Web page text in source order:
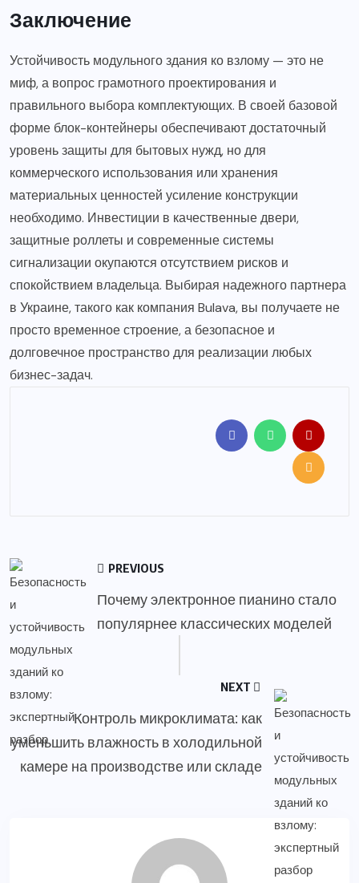
Заключение
Устойчивость модульного здания ко взлому — это не
миф, а вопрос грамотного проектирования и
правильного выбора комплектующих. В своей базовой
форме блок-контейнеры обеспечивают достаточный
уровень защиты для бытовых нужд, но для
коммерческого использования или хранения
материальных ценностей усиление конструкции
необходимо. Инвестиции в качественные двери,
защитные роллеты и современные системы
сигнализации окупаются отсутствием рисков и
спокойствием владельца. Выбирая надежного партнера
в Украине, такого как компания Bulava, вы получаете не
просто временное строение, а безопасное и
долговечное пространство для реализации любых
бизнес-задач.
PREVIOUS
Почему электронное пианино стало
популярнее классических моделей
NEXT
Контроль микроклимата: как
уменьшить влажность в холодильной
камере на производстве или складе